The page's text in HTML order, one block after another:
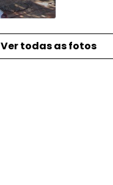
Ver todas as fotos